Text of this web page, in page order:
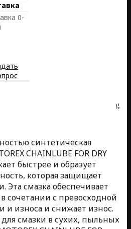
0-
синтетическая
CHAINLUBE FOR DRY
быстрее и образует
которая защищает
Эта смазка обеспечивает
сочетании с превосходной
и износа и снижает износ.
смазки в сухих, пыльных